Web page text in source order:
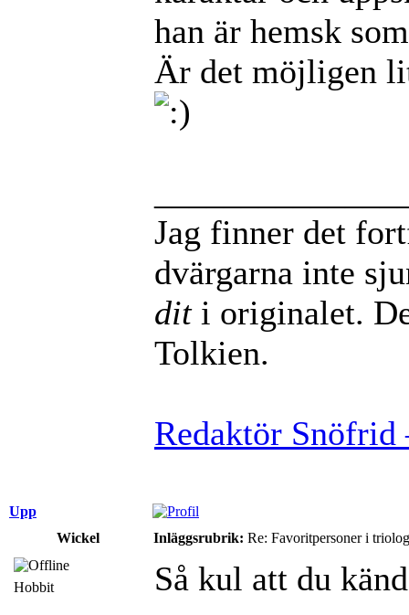
han är hemsk
Är det möjligen
Jag finner det
dvärgarna inte
diti originalet.
Tolkien.
Redaktör
Upp
Wickel
Inläggsrubrik: Re: Favoritpersoner i
Hobbit Så kul att du